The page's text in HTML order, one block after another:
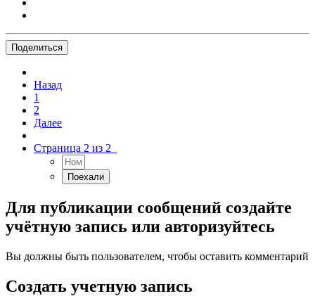
Поделиться
Назад
1
2
Далее
Страница 2 из 2
Для публикации сообщений создайте
учётную запись или авторизуйтесь
Вы должны быть пользователем, чтобы оставить комментарий
Создать учетную запись